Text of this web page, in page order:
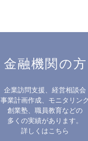
金融機関の方
企業訪問支援、経営相談会
事業計画作成、モニタリン
創業塾、職員教育などの
多くの実績があります。
詳しくはこちら